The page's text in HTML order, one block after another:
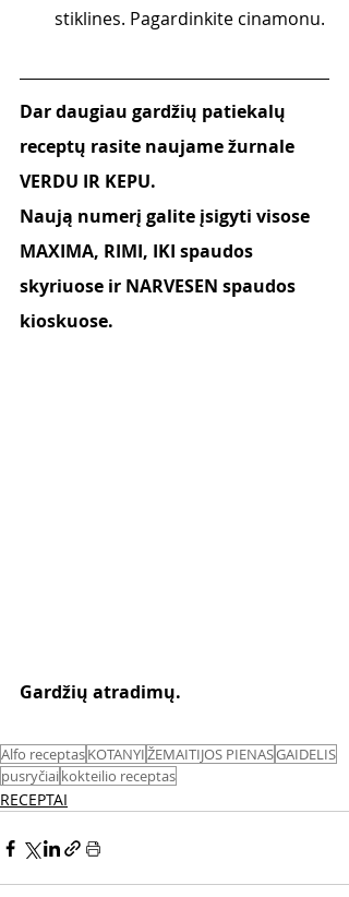
stiklines. Pagardinkite cinamonu.
Dar daugiau gardžių patiekalų
receptų rasite naujame žurnale
VERDU IR KEPU.
Naują numerį galite įsigyti visose
MAXIMA, RIMI, IKI spaudos
skyriuose ir NARVESEN spaudos
kioskuose.
Gardžių atradimų.
Alfo receptasKOTANYIŽEMAITIJOS PIENASGAIDELIS
pusryčiaikokteilio receptas
RECEPTAI